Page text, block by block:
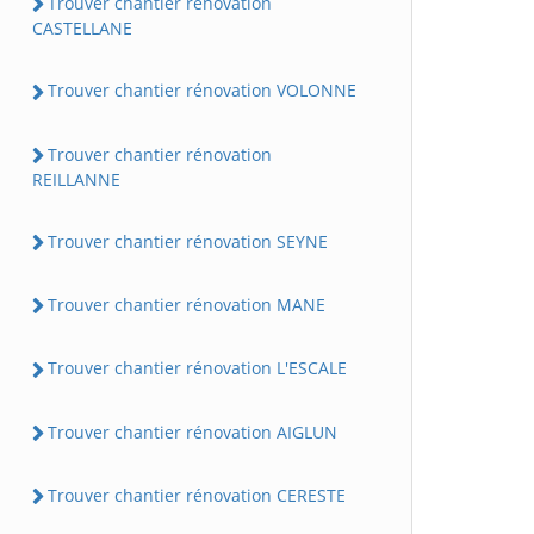
CASTELLANE
Trouver chantier rénovation VOLONNE
Trouver chantier rénovation
REILLANNE
Trouver chantier rénovation SEYNE
Trouver chantier rénovation MANE
Trouver chantier rénovation L'ESCALE
Trouver chantier rénovation AIGLUN
Trouver chantier rénovation CERESTE